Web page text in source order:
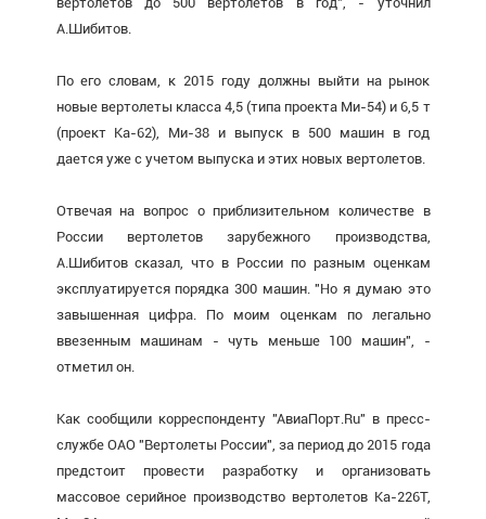
А.Шибитов.
По его словам, к 2015 году должны выйти на рынок
новые вертолеты класса 4,5 (типа проекта Ми-54) и 6,5 т
(проект Ка-62), Ми-38 и выпуск в 500 машин в год
дается уже с учетом выпуска и этих новых вертолетов.
Отвечая на вопрос о приблизительном количестве в
России вертолетов зарубежного производства,
А.Шибитов сказал, что в России по разным оценкам
эксплуатируется порядка 300 машин. "Но я думаю это
завышенная цифра. По моим оценкам по легально
ввезенным машинам - чуть меньше 100 машин", -
отметил он.
Как сообщили корреспонденту "АвиаПорт.Ru" в пресс-
службе ОАО "Вертолеты России", за период до 2015 года
предстоит провести разработку и организовать
массовое серийное производство вертолетов Ка-226Т,